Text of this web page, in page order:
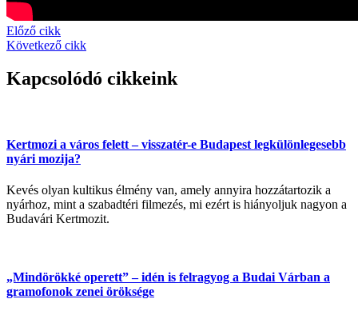
Előző cikk
Következő cikk
Kapcsolódó cikkeink
Kertmozi a város felett – visszatér-e Budapest legkülönlegesebb
nyári mozija?
Kevés olyan kultikus élmény van, amely annyira hozzátartozik a
nyárhoz, mint a szabadtéri filmezés, mi ezért is hiányoljuk nagyon a
Budavári Kertmozit.
„Mindörökké operett” – idén is felragyog a Budai Várban a
gramofonok zenei öröksége